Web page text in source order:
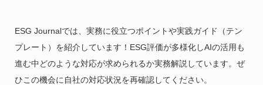
ESG Journalでは、実務に役立つポイントや実践ガイド（テン
プレート）を紹介しています！ESG評価が多様化しAIの活用も
進む中どのような対応が求められるか実務解説しています。ぜ
ひこの機会に自社の対応状況を再確認してください。